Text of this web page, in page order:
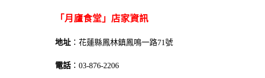
「月廬食堂」店家資訊
地址 ：花蓮縣鳳林鎮鳳鳴一路71號
電話 ：03-876-2206